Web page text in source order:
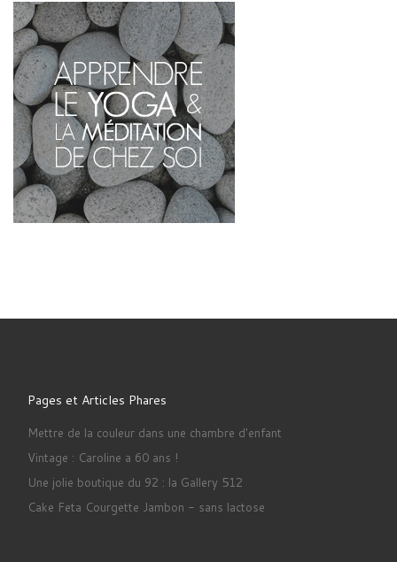
Pages et Articles Phares
Mettre de la couleur dans une chambre d'enfant
Vintage : Caroline a 60 ans !
Une jolie boutique du 92 : la Gallery 512
Cake Feta Courgette Jambon - sans lactose